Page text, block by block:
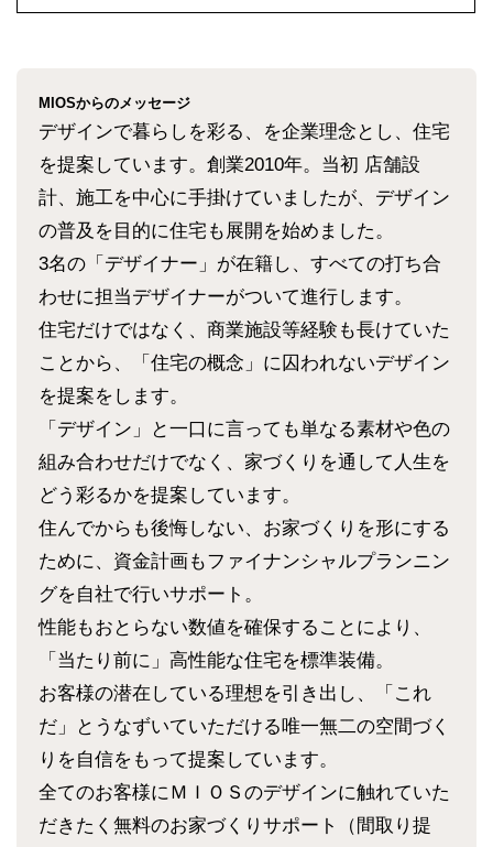
MIOSからのメッセージ
デザインで暮らしを彩る、を企業理念とし、住宅
を提案しています。創業2010年。当初 店舗設
計、施工を中心に手掛けていましたが、デザイン
の普及を目的に住宅も展開を始めました。
3名の「デザイナー」が在籍し、すべての打ち合
わせに担当デザイナーがついて進行します。
住宅だけではなく、商業施設等経験も長けていた
ことから、「住宅の概念」に囚われないデザイン
を提案をします。
「デザイン」と一口に言っても単なる素材や色の
組み合わせだけでなく、家づくりを通して人生を
どう彩るかを提案しています。
住んでからも後悔しない、お家づくりを形にする
ために、資金計画もファイナンシャルプランニン
グを自社で行いサポート。
性能もおとらない数値を確保することにより、
「当たり前に」高性能な住宅を標準装備。
お客様の潜在している理想を引き出し、「これ
だ」とうなずいていただける唯一無二の空間づく
りを自信をもって提案しています。
全てのお客様にＭＩＯＳのデザインに触れていた
だきたく無料のお家づくりサポート（間取り提